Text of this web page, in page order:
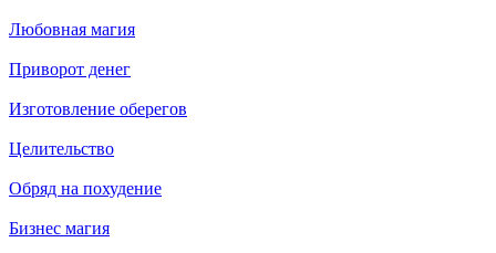
Любовная магия
Приворот денег
Изготовление оберегов
Целительство
Обряд на похудение
Бизнес магия